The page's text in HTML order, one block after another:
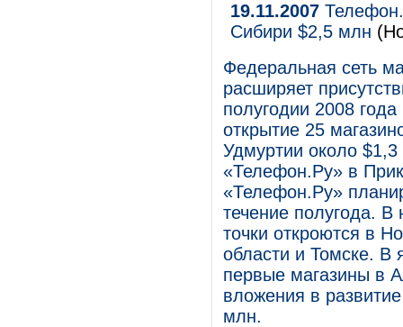
19.11.2007
Сибири $2,5 млн
Федеральная сеть
расширяет
полугодии 2008
открытие 25
Удмуртии около
«Телефон.Ру» в
«Телефон.Ру»
течение полугода. В
точки откроются в
области и Томске. В
первые магазины в
вложения в
млн.